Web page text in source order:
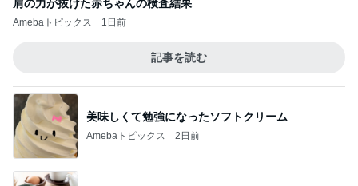
肩の力が抜けた赤ちゃんの検査結果
Amebaトピックス 1日前
記事を読む
美味しくて勉強になったソフトクリーム
Amebaトピックス 2日前